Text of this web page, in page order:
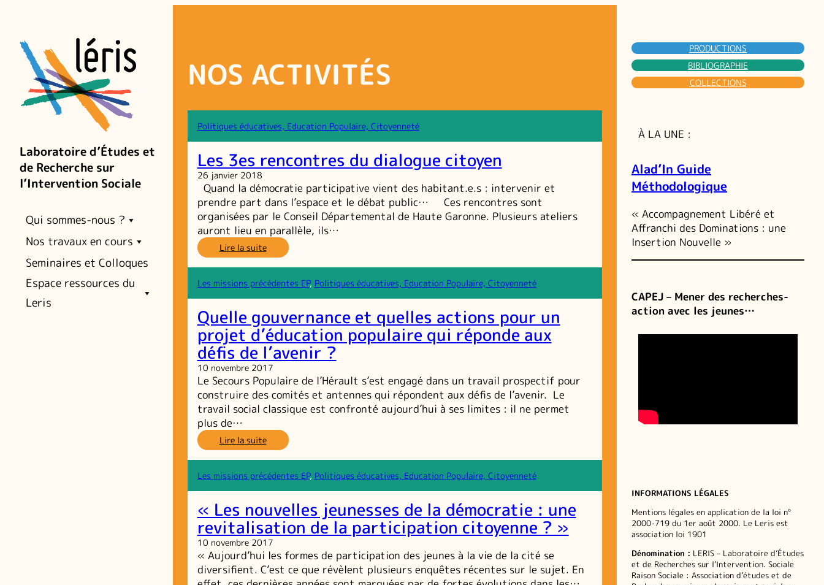
contenu
Laboratoire d’Études et
de Recherche sur
l’Intervention Sociale
Qui sommes-nous ?
Nos travaux en cours
Seminaires et Colloques
Espace ressources du
Leris
NOS ACTIVITÉS
Politiques éducatives, Education Populaire, Citoyenneté
Les 3es rencontres du dialogue citoyen
26 janvier 2018
Quand la démocratie participative vient des habitant.e.s : intervenir et
prendre part dans l’espace et le débat public… Ces rencontres sont
organisées par le Conseil Départemental de Haute Garonne. Plusieurs ateliers
auront lieu en parallèle, ils…
Lire la suite:
Les
3es
rencontres
citoyen
Les missions précédentes EP, Politiques éducatives, Education Populaire, Citoyenneté
Quelle gouvernance et quelles actions pour un
projet d’éducation populaire qui réponde aux
défis de l’avenir ?
10 novembre 2017
Le Secours Populaire de l’Hérault s’est engagé dans un travail prospectif pour
construire des comités et antennes qui répondent aux défis de l’avenir. Le
travail social classique est confronté aujourd’hui à ses limites : il ne permet
plus de…
Lire la suite:
Quelle
gouvernance
et
pour
un
projet
d’éducation
populaire
qui
réponde
Les missions précédentes EP, Politiques éducatives, Education Populaire, Citoyenneté
« Les nouvelles jeunesses de la démocratie : une
revitalisation de la participation citoyenne ? »
10 novembre 2017
« Aujourd’hui les formes de participation des jeunes à la vie de la cité se
diversifient. C’est ce que révèlent plusieurs enquêtes récentes sur le sujet. En
PRODUCTIONS
BIBLIOGRAPHIE
COLLECTIONS
À LA UNE :
Alad’In Guide
Méthodologique
« Accompagnement Libéré et
Affranchi des Dominations : une
Insertion Nouvelle »
CAPEJ – Mener des recherches-
action avec les jeunes…
INFORMATIONS LÉGALES
Mentions légales en application de la loi n°
2000-719 du 1er août 2000. Le Leris est
association loi 1901
Dénomination : LERIS – Laboratoire d’Études
et de Recherches sur l’Intervention. Sociale
Raison Sociale : Association d’études et de